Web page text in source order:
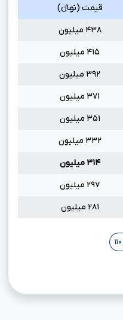
قیمت (تومانءءء)
۴۳۸ میلیون
۴۱۵ میلیون
۳۹۲ میلیون
۳۷۱ میلیون
۳۵۱ میلیون
۳۳۲ میلیون
۳۱۴ میلیون
۲۹۷ میلیون
۲۸۱ میلیون